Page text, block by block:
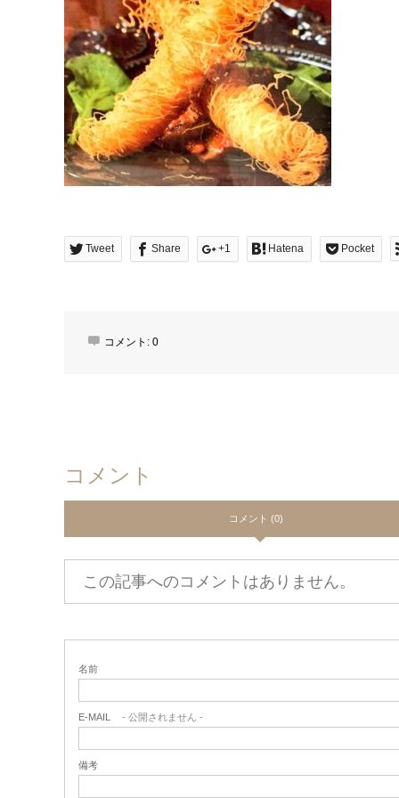
Tweet Share +1 Hatena Pocket
コメント: 0
コメント
コメント (0)
この記事へのコメントはありません。
名前
E-MAIL - 公開されません -
備考